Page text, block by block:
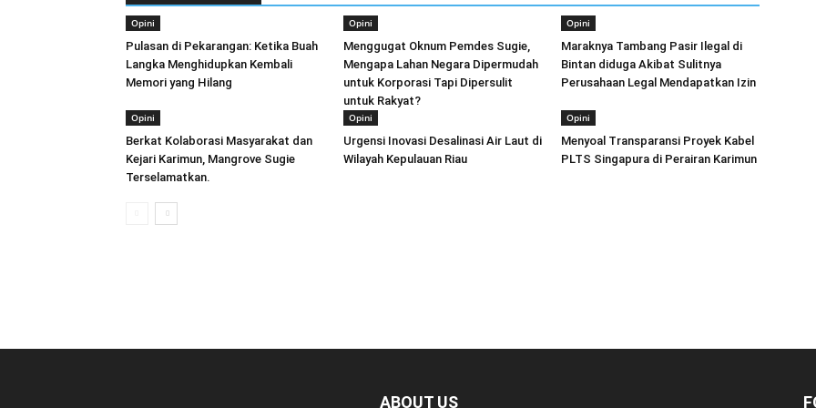
Opini
Pulasan di Pekarangan: Ketika Buah
Langka Menghidupkan Kembali
Memori yang Hilang
Opini
Menggugat Oknum Pemdes Sugie,
Mengapa Lahan Negara Dipermudah
untuk Korporasi Tapi Dipersulit
untuk Rakyat?
Opini
Maraknya Tambang Pasir Ilegal di
Bintan diduga Akibat Sulitnya
Perusahaan Legal Mendapatkan Izin
Opini
Berkat Kolaborasi Masyarakat dan
Kejari Karimun, Mangrove Sugie
Terselamatkan.
Opini
Urgensi Inovasi Desalinasi Air Laut di
Wilayah Kepulauan Riau
Opini
Menyoal Transparansi Proyek Kabel
PLTS Singapura di Perairan Karimun
ABOUT US